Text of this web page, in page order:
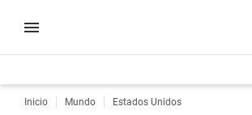
Inicio Mundo Estados Unidos